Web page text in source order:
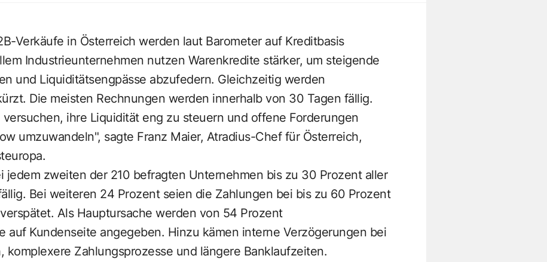
Verkäufe in Österreich werden laut Barometer auf Kreditbasis
Industrieunternehmen nutzen Warenkredite stärker, um steigende
und Liquiditätsengpässe abzufedern. Gleichzeitig werden
Die meisten Rechnungen werden innerhalb von 30 Tagen fällig.
ihre Liquidität eng zu steuern und offene Forderungen
umzuwandeln", sagte Franz Maier, Atradius-Chef für Österreich,
jedem zweiten der 210 befragten Unternehmen bis zu 30 Prozent aller
Bei weiteren 24 Prozent seien die Zahlungen bei bis zu 60 Prozent
Als Hauptursache werden von 54 Prozent
auf Kundenseite angegeben. Hinzu kämen interne Verzögerungen bei
komplexere Zahlungsprozesse und längere Banklaufzeiten.